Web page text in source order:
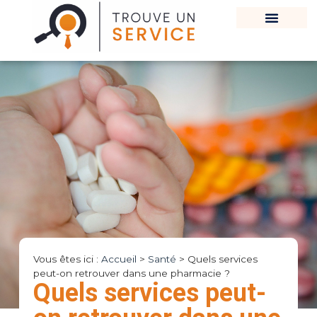
Vous êtes ici : Accueil > Santé > Quels services
peut-on retrouver dans une pharmacie ?
Quels services peut-